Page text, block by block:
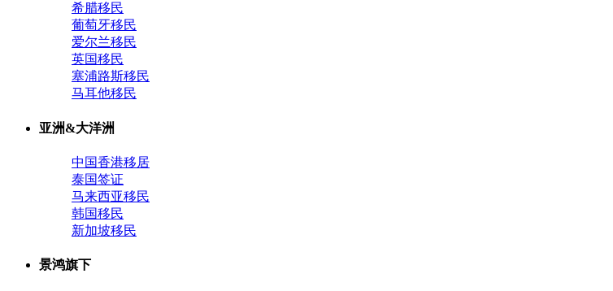
希腊移民
葡萄牙移民
爱尔兰移民
英国移民
塞浦路斯移民
马耳他移民
亚洲&大洋洲
中国香港移居
泰国签证
马来西亚移民
韩国移民
新加坡移民
景鸿旗下